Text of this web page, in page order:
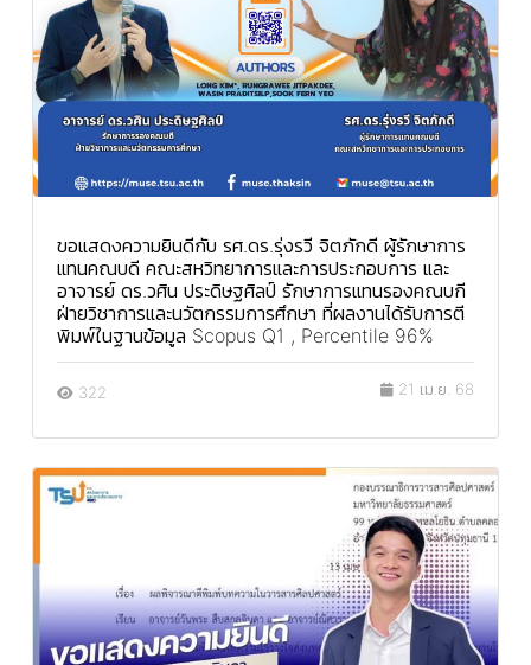
ขอแสดงความยินดีกับ รศ.ดร.รุ่งรวี จิตภักดี ผู้รักษาการ
แทนคณบดี คณะสหวิทยาการและการประกอบการ และ
อาจารย์ ดร.วศิน ประดิษฐศิลป์ รักษาการแทนรองคณบกี
ฝ่ายวิชาการและนวัตกรรมการศึกษา ที่ผลงานได้รับการตี
พิมพ์ในฐานข้อมูล Scopus Q1 , Percentile 96%
322 21 เม.ย. 68